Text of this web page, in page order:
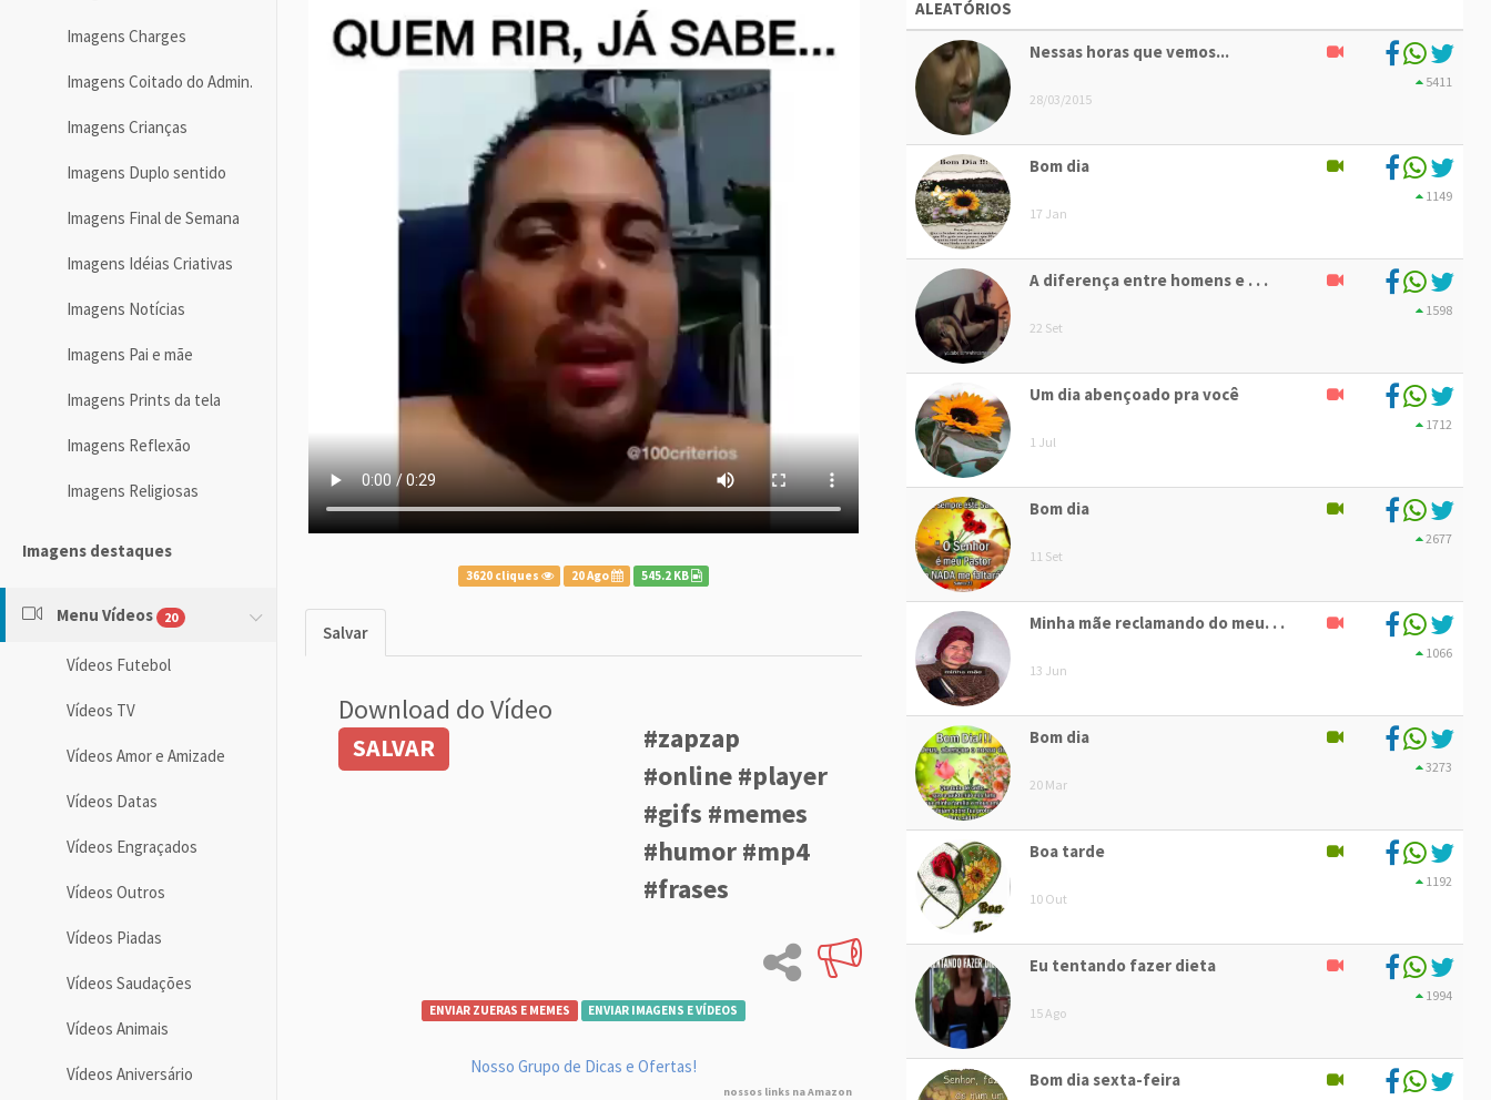
Imagens Charges
Imagens Coitado do Admin.
Imagens Crianças
Imagens Duplo sentido
Imagens Final de Semana
Imagens Idéias Criativas
Imagens Notícias
Imagens Pai e mãe
Imagens Prints da tela
Imagens Reflexão
Imagens Religiosas
Imagens destaques
Menu Vídeos 20
Vídeos Futebol
Vídeos TV
Vídeos Amor e Amizade
Vídeos Datas
Vídeos Engraçados
Vídeos Outros
Vídeos Piadas
Vídeos Saudações
Vídeos Animais
Vídeos Aniversário
3620 cliques 20 Ago 545.2 KB
Salvar
Download do Vídeo
SALVAR
#zapzap
#online #player
#gifs #memes
#humor #mp4
#frases
ENVIAR ZUERAS E MEMES ENVIAR IMAGENS E VÍDEOS
Nosso Grupo de Dicas e Ofertas!
nossos links na Amazon
ALEATÓRIOS
Nessas horas que vemos...
28/03/2015
5411
Bom dia
17 Jan
1149
A diferença entre homens e . . .
22 Set
1598
Um dia abençoado pra você
1 Jul
1712
Bom dia
11 Set
2677
Minha mãe reclamando do meu. . .
13 Jun
1066
Bom dia
20 Mar
3273
Boa tarde
10 Out
1192
Eu tentando fazer dieta
15 Ago
1994
Bom dia sexta-feira